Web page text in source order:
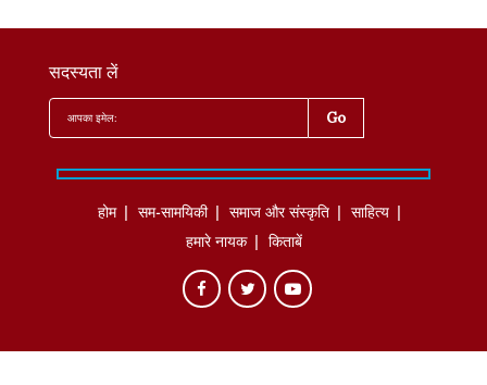
सदस्यता लें
होम सम-सामयिकी समाज और संस्कृति
साहित्‍य
हमारे नायक
किताबें